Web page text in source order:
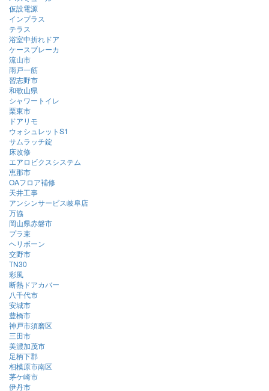
仮設電源
インプラス
テラス
浴室中折れドア
ケースブレーカ
流山市
雨戸一筋
習志野市
和歌山県
シャワートイレ
栗東市
ドアリモ
ウォシュレットS1
サムラッチ錠
床改修
エアロビクスシステム
恵那市
OAフロア補修
天井工事
アンシンサービス岐阜店
万協
岡山県赤磐市
プラ束
ヘリボーン
交野市
TN30
彩風
断熱ドアカバー
八千代市
安城市
豊橋市
神戸市須磨区
三田市
美濃加茂市
足柄下郡
相模原市南区
茅ケ崎市
伊丹市